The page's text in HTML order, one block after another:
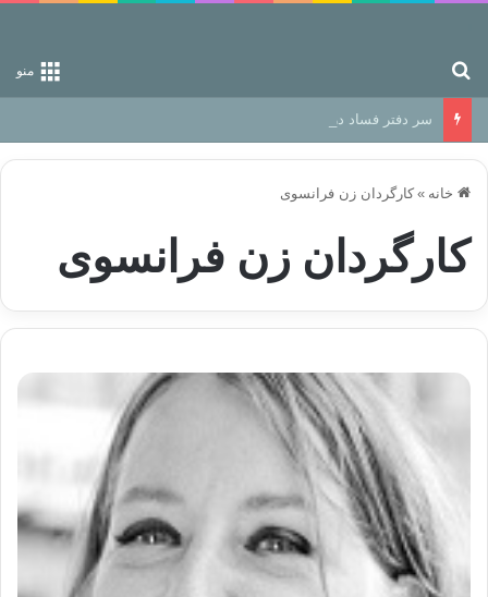
منو
سر دفتر فساد در زمین‌، دوری وکناره‌گیری از راه خداست‌!
خانه » کارگردان زن فرانسوی
کارگردان زن فرانسوی